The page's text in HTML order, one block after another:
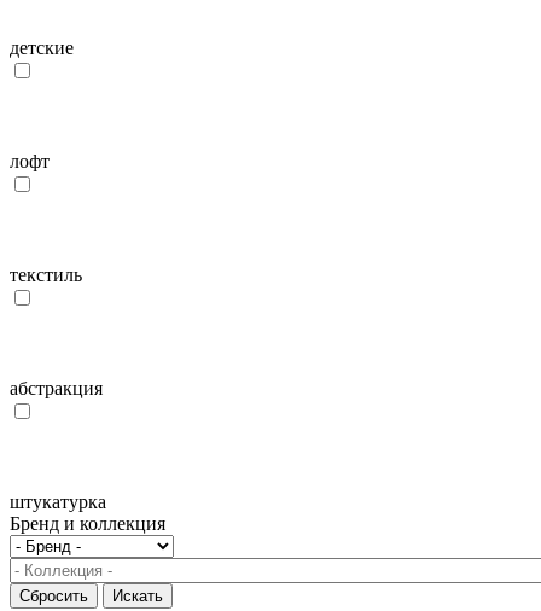
детcкие
лофт
текстиль
абстракция
штукатурка
Бренд и коллекция